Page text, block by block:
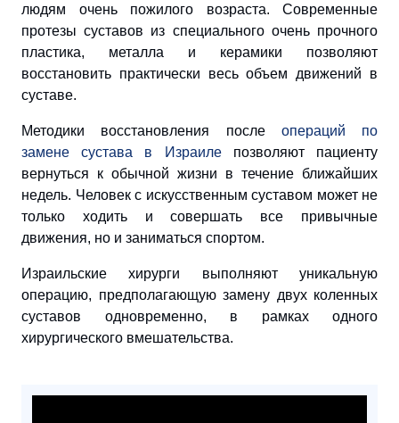
людям очень пожилого возраста. Современные
протезы суставов из специального очень прочного
пластика, металла и керамики позволяют
восстановить практически весь объем движений в
суставе.
Методики восстановления после операций по
замене сустава в Израилепозволяют пациенту
вернуться к обычной жизни в течение ближайших
недель. Человек с искусственным суставом может не
только ходить и совершать все привычные
движения, но и заниматься спортом.
Израильские хирурги выполняют уникальную
операцию, предполагающую замену двух коленных
суставов одновременно, в рамках одного
хирургического вмешательства.